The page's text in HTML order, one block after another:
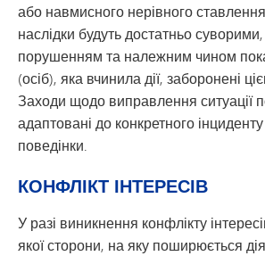
або навмисного нерівного
наслідки будуть достатньо
порушенням та належним чином
(осіб), яка вчинила дії, заборонені
Заходи щодо виправлення ситуації
адаптовані до конкретного
поведінки.
КОНФЛІКТ ІНТЕРЕСІВ
У разі виникнення конфлікту
якої сторони, на яку поширюється дія